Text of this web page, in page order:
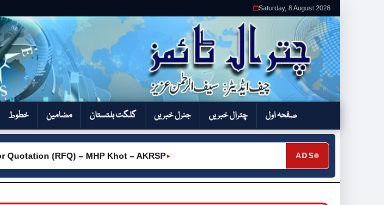
Saturday, 8 August 2026
صفحہ اول چترال خبریں جنرل خبریں گلگت بلتستان مضامین خطوط
ADS
►
(RFQ) – MHP Khot – AKRSP